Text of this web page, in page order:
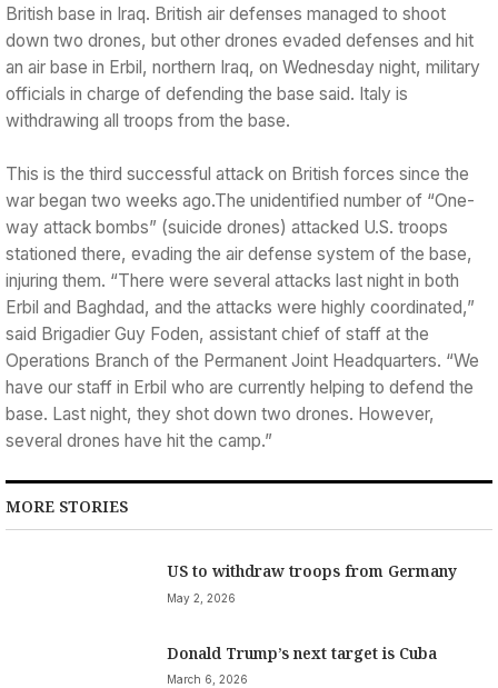
British base in Iraq. British air defenses managed to shoot
down two drones, but other drones evaded defenses and hit
an air base in Erbil, northern Iraq, on Wednesday night, military
officials in charge of defending the base said. Italy is
withdrawing all troops from the base.
This is the third successful attack on British forces since the
war began two weeks ago.The unidentified number of “One-
way attack bombs” (suicide drones) attacked U.S. troops
stationed there, evading the air defense system of the base,
injuring them. “There were several attacks last night in both
Erbil and Baghdad, and the attacks were highly coordinated,”
said Brigadier Guy Foden, assistant chief of staff at the
Operations Branch of the Permanent Joint Headquarters. “We
have our staff in Erbil who are currently helping to defend the
base. Last night, they shot down two drones. However,
several drones have hit the camp.”
MORE STORIES
US to withdraw troops from Germany
May 2, 2026
Donald Trump’s next target is Cuba
March 6, 2026